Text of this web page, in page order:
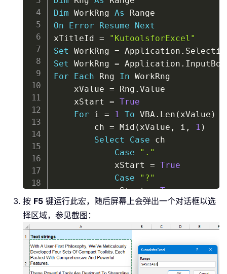
Dim WorkRng As
On
Error Resume
Next
xTitleId =
"KutoolsforExcel"
Set WorkRng = Application .
Set WorkRng = Application . InputBox
For
Each Rng In WorkRng
    xValue
= Rng . Value
    xStart
= True
For i = 1 To VBA. Len ( xValue )
        ch
= Mid ( xValue , i , 1 )
Select
Case ch
Case
"."
            xStart
= True
Case
"?"
            xStart
= True
Case "a" To
"z"
                ch
= UCase(ch)
                xStart
End
If
Case
"A" To "Z"
按 F5 键运行此宏，随后屏幕上会弹出一个对话框以选
择区域，参见截图：